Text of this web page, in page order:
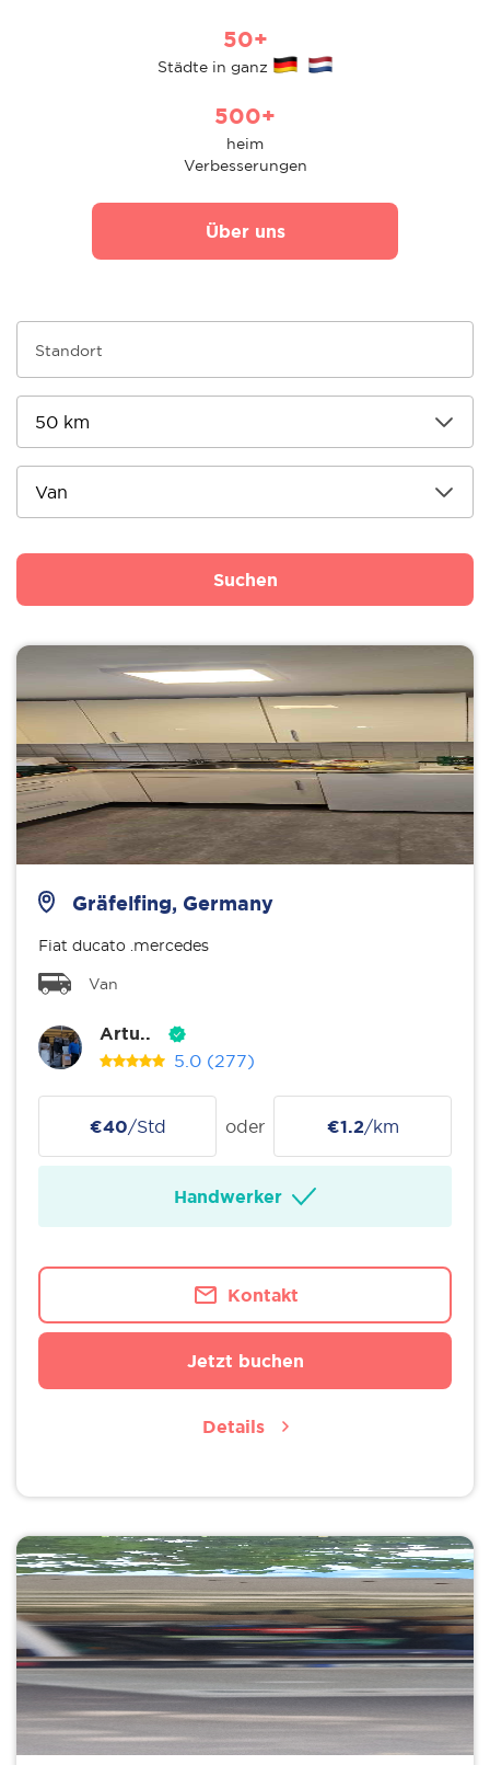
50+
Städte in ganz
500+
heim
Verbesserungen
Über uns
Suchen
Gräfelfing, Germany
Fiat ducato .mercedes
Van
Artu..
5.0 (277)
€40/Std oder €1.2/km
Handwerker
Kontakt
Jetzt buchen
Details